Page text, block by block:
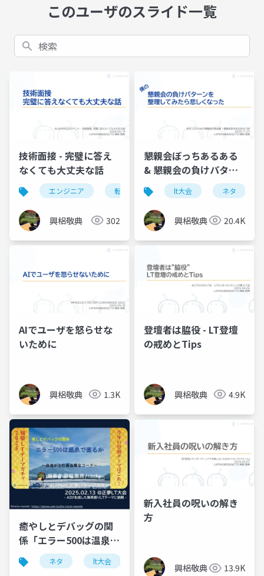
このユーザのスライド一覧
検索
技術面接 - 完璧に答え
なくても大丈夫な話
エンジニア 転職 面接
興梠敬典 302
懇親会ぼっちあるある
& 懇親会の負けパター
ンを 整理してみた悲し
くなった
lt大会 ネタ
興梠敬典 20.4K
AIでユーザを怒らせな
いために
興梠敬典 1.3K
登壇者は脇役 - LT登壇
の戒めとTips
興梠敬典 4.9K
癒やしとデバッグの関
係「エラー500は温泉で
直るか」休息が生む高
品質なコード
ネタ lt大会
新入社員の呪いの解き
方
興梠敬典 13.9K